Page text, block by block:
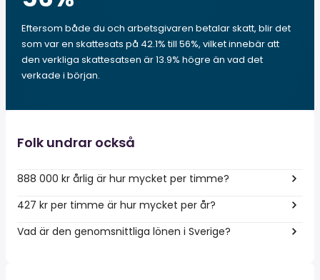
Eftersom både du och arbetsgivaren betalar skatt, blir det
som var en skattesats på 42.1% till 56%, vilket innebär att
den verkliga skattesatsen är 13.9% högre än vad det
verkade i början.
Folk undrar också
888 000 kr årlig är hur mycket per timme?
427 kr per timme är hur mycket per år?
Vad är den genomsnittliga lönen i Sverige?